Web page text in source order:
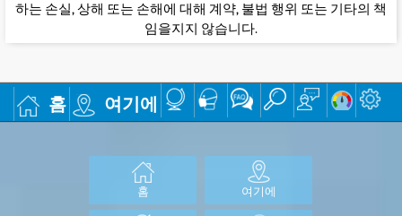
하는 손실, 상해 또는 손해에 대해 계약, 불법 행위 또는 기타의 책
임을지지 않습니다.
홈 여기에
홈 여기에